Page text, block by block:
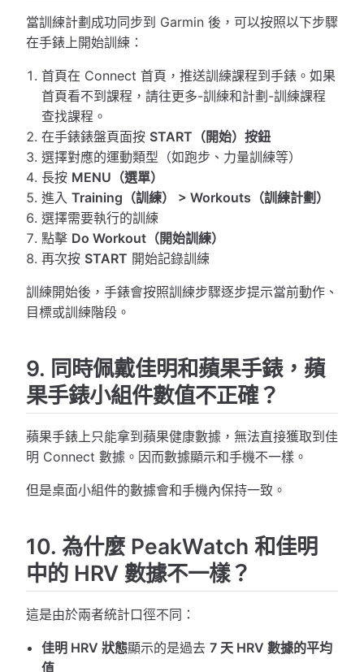
當訓練計劃成功同步到 Garmin 後，可以按照以下步驟
在手錶上開始訓練：
首頁在 Connect 首頁，推送訓練課程到手錶。如果
首頁看不到課程，請往更多-訓練和計劃-訓練課程
查找課程。
在手錶錶盤頁面按 START（開始）按鈕
選擇對應的運動類型（如跑步、力量訓練等）
長按 MENU（選單）
進入Training（訓練） > Workouts（訓練計劃）
選擇需要執行的訓練
點擊 Do Workout（開始訓練）
再次按 START 開始記錄訓練
訓練開始後，手錶會按照訓練步驟逐步提示當前動作、
目標或訓練階段。
9. 同時佩戴佳明和蘋果手錶，蘋
果手錶小組件數值不正確？
蘋果手錶上只能拿到蘋果健康數據，無法直接獲取到佳
明 Connect 數據。因而數據顯示和手機不一樣。
但是桌面小組件的數據會和手機內保持一致。
10. 為什麼 PeakWatch 和佳明
中的 HRV 數據不一樣？
這是由於兩者統計口徑不同：
佳明 HRV 狀態顯示的是過去7 天 HRV 數據的平均
值